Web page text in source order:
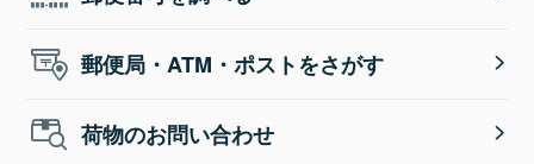
郵便局・ATM・ポストをさがす
荷物のお問い合わせ